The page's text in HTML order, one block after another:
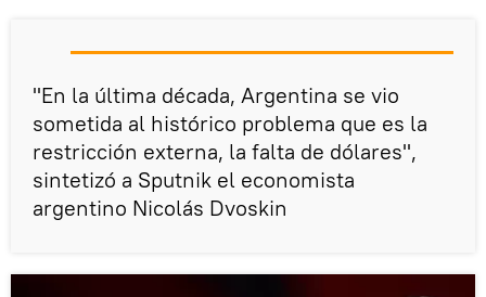
"En la última década, Argentina se vio
sometida al histórico problema que es la
restricción externa, la falta de dólares",
sintetizó a Sputnik el economista
argentino Nicolás Dvoskin